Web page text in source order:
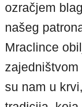
ozračjem
našeg
Mraclince
su nam u